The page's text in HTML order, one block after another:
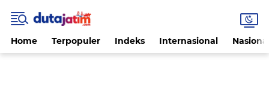
Home Terpopuler Indeks Internasional